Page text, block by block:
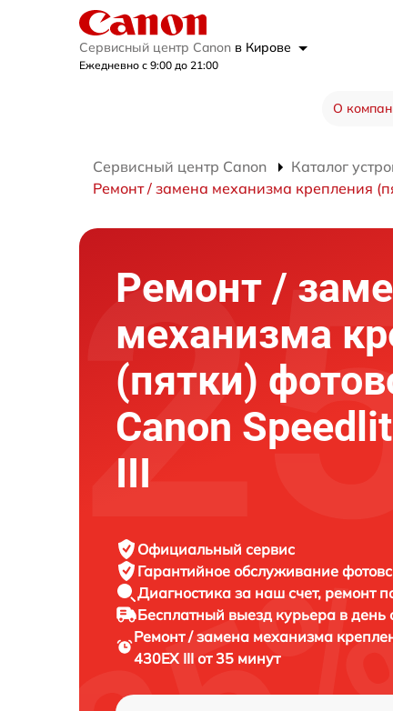
Сервисный центр Canon в Кирове
Ежедневно с 9:00 до 21:00
О
Сервисный центр Canon Каталог
Ремонт / замена механизма крепления
Ремонт /
механизма
(пятки)
Canon
III
Официальный сервис
Гарантийное обслуживание
Диагностика за наш счет, ремонт
Бесплатный выезд курьера в день
Ремонт / замена механизма
430EX III от 35 минут